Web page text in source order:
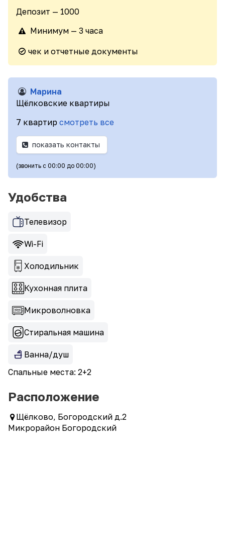
Депозит — 1000
Минимум — 3 часа
чек и отчетные документы
Марина
Щёлковские квартиры
7 квартир смотреть все
показать контакты
(звонить с 00:00 до 00:00)
Удобства
Телевизор
Wi-Fi
Холодильник
Кухонная плита
Микроволновка
Стиральная машина
Ванна/душ
Спальные места: 2+2
Расположение
Щёлково, Богородский д.2
Микрорайон Богородский